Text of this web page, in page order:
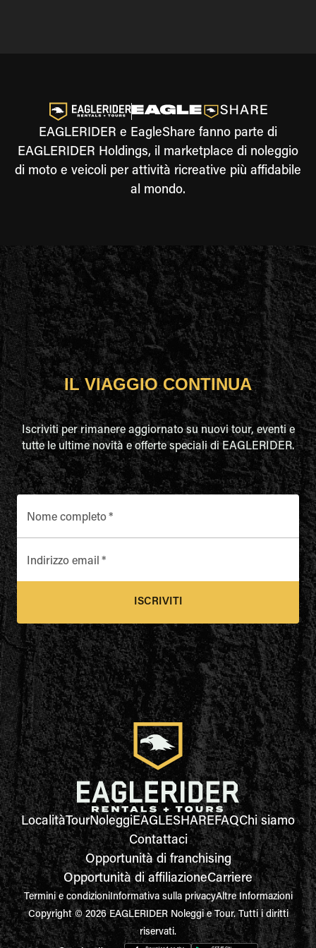
EAGLERIDER e EagleShare fanno parte di
EAGLERIDER Holdings, il marketplace di noleggio
di moto e veicoli per attività ricreative più affidabile
al mondo.
IL VIAGGIO CONTINUA
Iscriviti per rimanere aggiornato su nuovi tour, eventi e
tutte le ultime novità e offerte speciali di EAGLERIDER.
Nome completo*
Indirizzo email *
ISCRIVITI
LocalitàTourNoleggiEAGLESHAREFAQChi siamo
Contattaci
Opportunità di franchising
Opportunità di affiliazioneCarriere
Termini e condizioniInformativa sulla privacyAltre Informazioni
Copyright © 2026 EAGLERIDER Noleggi e Tour. Tutti i diritti
riservati.